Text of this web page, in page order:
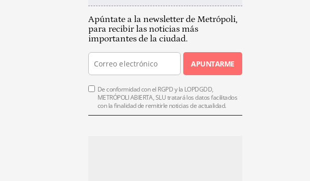
Apúntate a la newsletter de Metrópoli,
para recibir las noticias más
importantes de la ciudad.
APUNTARME
De conformidad con el RGPD y la LOPDGDD,
METRÓPOLI ABIERTA, SLU tratará los datos facilitados
con la finalidad de remitirle noticias de actualidad.